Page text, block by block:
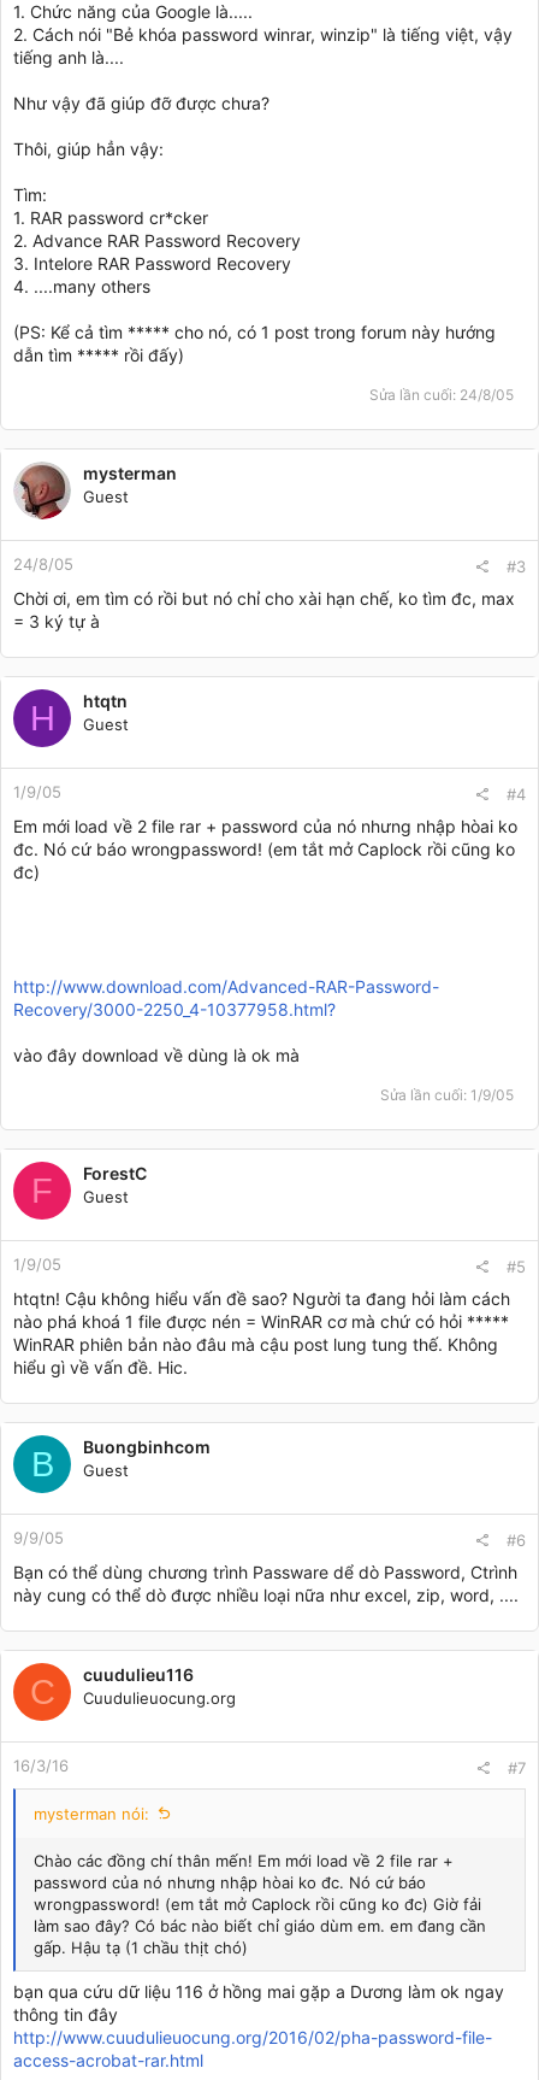
1. Chức năng của Google là.....
2. Cách nói "Bẻ khóa password winrar, winzip" là tiếng việt, vậy
tiếng anh là....
Như vậy đã giúp đỡ được chưa?
Thôi, giúp hẳn vậy:
Tìm:
1. RAR password cr*cker
2. Advance RAR Password Recovery
3. Intelore RAR Password Recovery
4. ....many others
(PS: Kể cả tìm ***** cho nó, có 1 post trong forum này hướng
dẫn tìm ***** rồi đấy)
Sửa lần cuối: 24/8/05
mysterman
Guest
24/8/05 #3
Chời ơi, em tìm có rồi but nó chỉ cho xài hạn chế, ko tìm đc, max
= 3 ký tự à
H htqtn
Guest
1/9/05 #4
Em mới load về 2 file rar + password của nó nhưng nhập hòai ko
đc. Nó cứ báo wrongpassword! (em tắt mở Caplock rồi cũng ko
đc)
http://www.download.com/Advanced-RAR-Password-
Recovery/3000-2250_4-10377958.html?
vào đây download về dùng là ok mà
Sửa lần cuối: 1/9/05
F ForestC
Guest
1/9/05 #5
htqtn! Cậu không hiểu vấn đề sao? Người ta đang hỏi làm cách
nào phá khoá 1 file được nén = WinRAR cơ mà chứ có hỏi *****
WinRAR phiên bản nào đâu mà cậu post lung tung thế. Không
hiểu gì về vấn đề. Hic.
B Buongbinhcom
Guest
9/9/05 #6
Bạn có thể dùng chương trình Passware dể dò Password, Ctrình
này cung có thể dò được nhiều loại nữa như excel, zip, word, ....
C cuudulieu116
Cuudulieuocung.org
16/3/16 #7
mysterman nói:
Chào các đồng chí thân mến! Em mới load về 2 file rar +
password của nó nhưng nhập hòai ko đc. Nó cứ báo
wrongpassword! (em tắt mở Caplock rồi cũng ko đc) Giờ fải
làm sao đây? Có bác nào biết chỉ giáo dùm em. em đang cần
gấp. Hậu tạ (1 chầu thịt chó)
bạn qua cứu dữ liệu 116 ở hồng mai gặp a Dương làm ok ngay
thông tin đây
http://www.cuudulieuocung.org/2016/02/pha-password-file-
access-acrobat-rar.html